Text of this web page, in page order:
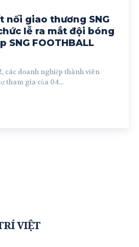
nối giao thương SNG
lễ ra mắt đội bóng
SNG FOOTHBALL
các doanh nghiệp thành viên
tham gia của 04...
VIỆT